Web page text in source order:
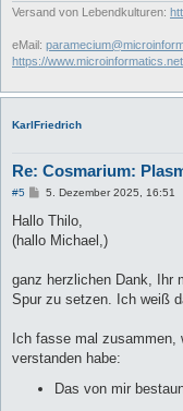
Versand von Lebendkulturen:
eMail:
https://
KarlFriedrich
Re: Cosmarium:
#5
B
i
r
5. Dezember 2025, 16:51
Hallo Thilo,
(hallo Michael,)
ganz herzlichen Dank, Ihr
Spur zu setzen. Ich weiß
Ich fasse mal
verstanden habe:
Das von mir